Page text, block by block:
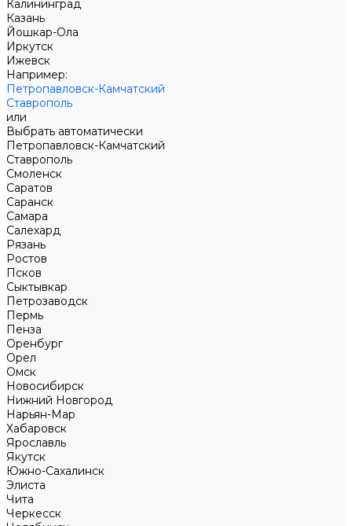
Калининград
Казань
Йошкар-Ола
Иркутск
Ижевск
Например:
Петропавловск-Камчатский
Ставрополь
или
Выбрать автоматически
Петропавловск-Камчатский
Ставрополь
Смоленск
Саратов
Саранск
Самара
Салехард
Рязань
Ростов
Псков
Сыктывкар
Петрозаводск
Пермь
Пенза
Оренбург
Орел
Омск
Новосибирск
Нижний Новгород
Нарьян-Мар
Хабаровск
Ярославль
Якутск
Южно-Сахалинск
Элиста
Чита
Черкесск